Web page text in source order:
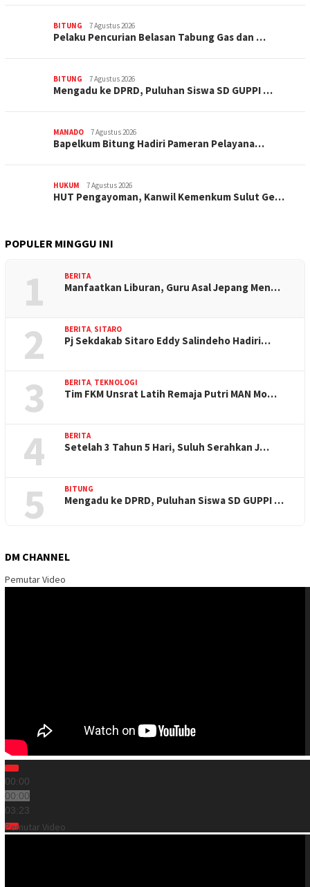
BITUNG 7 Agustus 2026
Pelaku Pencurian Belasan Tabung Gas dan …
BITUNG 7 Agustus 2026
Mengadu ke DPRD, Puluhan Siswa SD GUPPI …
MANADO 7 Agustus 2026
‎Bapelkum Bitung Hadiri Pameran Pelayana…
HUKUM 7 Agustus 2026
HUT Pengayoman, Kanwil Kemenkum Sulut Ge…
POPULER MINGGU INI
1 BERITA
Manfaatkan Liburan, Guru Asal Jepang Men…
2 BERITA, SITARO
Pj Sekdakab Sitaro Eddy Salindeho Hadiri…
3 BERITA, TEKNOLOGI
Tim FKM Unsrat Latih Remaja Putri MAN Mo…
4 BERITA
Setelah 3 Tahun 5 Hari, Suluh Serahkan J…
5 BITUNG
Mengadu ke DPRD, Puluhan Siswa SD GUPPI …
DM CHANNEL
Pemutar Video
00:00
00:00
03:23
Pemutar Video